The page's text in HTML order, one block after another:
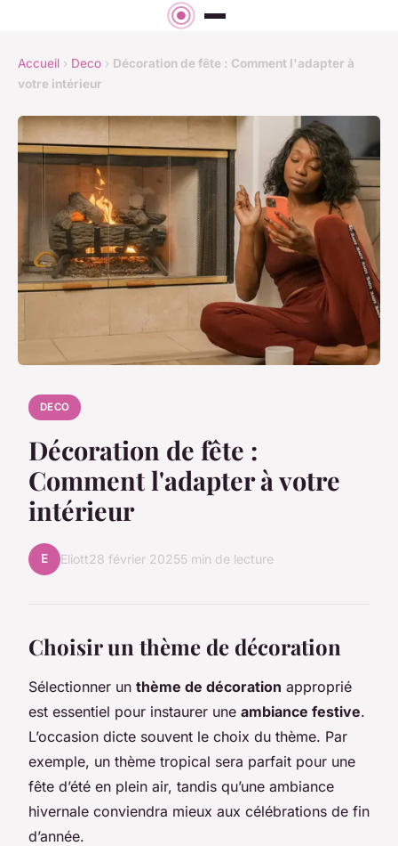
Accueil › Deco › Décoration de fête : Comment l'adapter à
votre intérieur
DECO
Décoration de fête :
Comment l'adapter à votre
intérieur
E Eliott28 février 20255 min de lecture
Choisir un thème de décoration
Sélectionner un thème de décoration approprié
est essentiel pour instaurer une ambiance festive.
L’occasion dicte souvent le choix du thème. Par
exemple, un thème tropical sera parfait pour une
fête d’été en plein air, tandis qu’une ambiance
hivernale conviendra mieux aux célébrations de fin
d’année.